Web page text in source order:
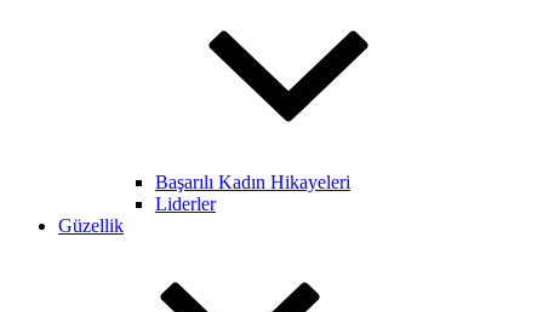
Başarılı Kadın Hikayeleri
Liderler
Güzellik